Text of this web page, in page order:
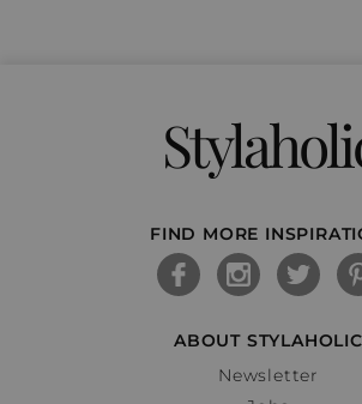
FIND MORE
ABOUT STYLAHOLIC
Newsletter